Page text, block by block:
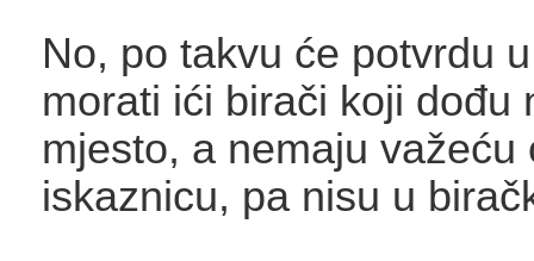
No, po takvu će potvrdu
morati ići birači koji dođu
mjesto, a nemaju važeću
iskaznicu, pa nisu u